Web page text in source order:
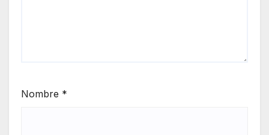
Nombre *